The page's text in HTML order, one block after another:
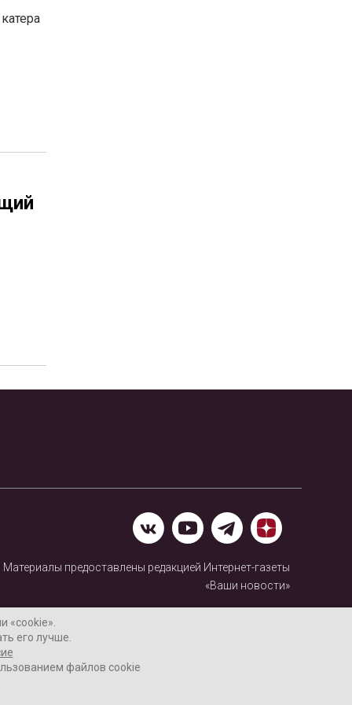
Материалы предоставлены редакцией Интернет-газеты
«Ваши новости»
Нашли ошибку? Выделите ее и нажмите Ctrl+Enter
«cookie».
его лучше.
файлов cookie